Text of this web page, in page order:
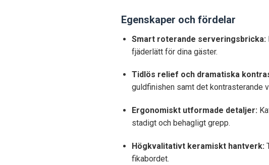
Egenskaper och fördelar
Smart roterande serveringsbricka:
fjäderlätt för dina gäster.
Tidlös relief och dramatiska
guldfinishen samt det kontrasterande
Ergonomiskt utformade detaljer:
stadigt och behagligt grepp.
Högkvalitativt keramiskt hantverk:
fikabordet.